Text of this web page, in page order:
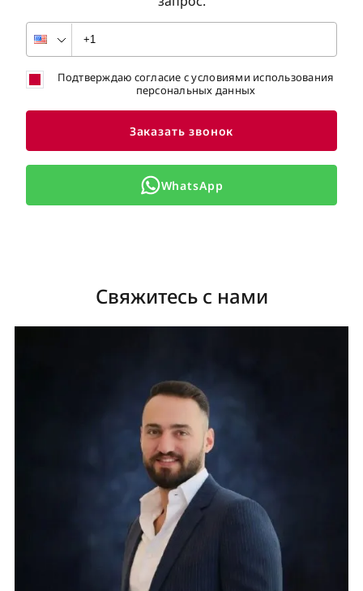
Подтверждаю согласие с условиями использования
персональных данных
Заказать звонок
WhatsApp
Свяжитесь с нами